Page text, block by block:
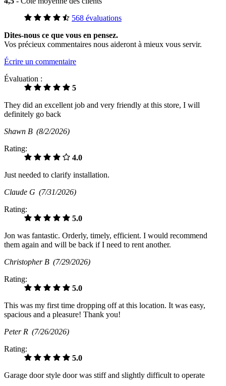
568 évaluations
Dites-nous ce que vous en pensez.
Vos précieux commentaires nous aideront à mieux vous servir.
Écrire un commentaire
Évaluation :
5
They did an excellent job and very friendly at this store, I will
definitely go back
Shawn B (8/2/2026)
Rating:
4.0
Just needed to clarify installation.
Claude G (7/31/2026)
Rating:
5.0
Jon was fantastic. Orderly, timely, efficient. I would recommend
them again and will be back if I need to rent another.
Christopher B (7/29/2026)
Rating:
5.0
This was my first time dropping off at this location. It was easy,
spacious and a pleasure! Thank you!
Peter R (7/26/2026)
Rating:
5.0
Garage door style door was stiff and slightly difficult to operate